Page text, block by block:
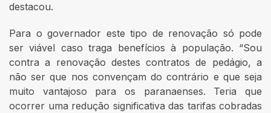
destacou.
Para o governador este tipo de renovação só pode
ser viável caso traga benefícios à população. “Sou
contra a renovação destes contratos de pedágio, a
não ser que nos convençam do contrário e que seja
muito vantajoso para os paranaenses. Teria que
ocorrer uma redução significativa das tarifas cobradas